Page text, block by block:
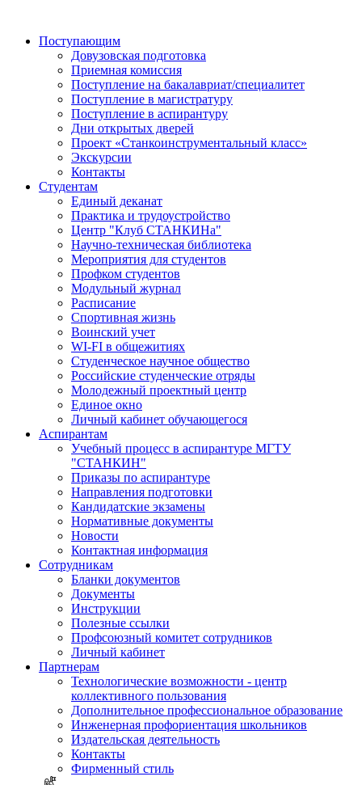
Поступающим
Довузовская подготовка
Приемная комиссия
Поступление на бакалавриат/специалитет
Поступление в магистратуру
Поступление в аспирантуру
Дни открытых дверей
Проект «Станкоинструментальный класс»
Экскурсии
Контакты
Студентам
Единый деканат
Практика и трудоустройство
Центр "Клуб СТАНКИНа"
Научно-техническая библиотека
Мероприятия для студентов
Профком студентов
Модульный журнал
Расписание
Спортивная жизнь
Воинский учет
WI-FI в общежитиях
Студенческое научное общество
Российские студенческие отряды
Молодежный проектный центр
Единое окно
Личный кабинет обучающегося
Аспирантам
Учебный процесс в аспирантуре МГТУ
"СТАНКИН"
Приказы по аспирантуре
Направления подготовки
Кандидатские экзамены
Нормативные документы
Новости
Контактная информация
Сотрудникам
Бланки документов
Документы
Инструкции
Полезные ссылки
Профсоюзный комитет сотрудников
Личный кабинет
Партнерам
Технологические возможности - центр
коллективного пользования
Дополнительное профессиональное образование
Инженерная профориентация школьников
Издательская деятельность
Контакты
Фирменный стиль